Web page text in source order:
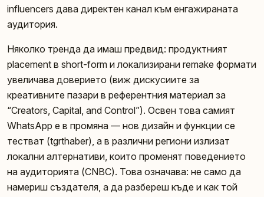
influencers дава директен канал към енгажираната
аудитория.
Няколко тренда да имаш предвид: продуктният
placement в short-form и локализирани remake формати
увеличава доверието (виж дискусиите за
креативните пазари в референтния материал за
“Creators, Capital, and Control”). Освен това самият
WhatsApp е в промяна — нов дизайн и функции се
тестват (tgrthaber), а в различни региони излизат
локални алтернативи, които променят поведението
на аудиторията (CNBC). Това означава: не само да
намериш създателя, а да разбереш къде и как той